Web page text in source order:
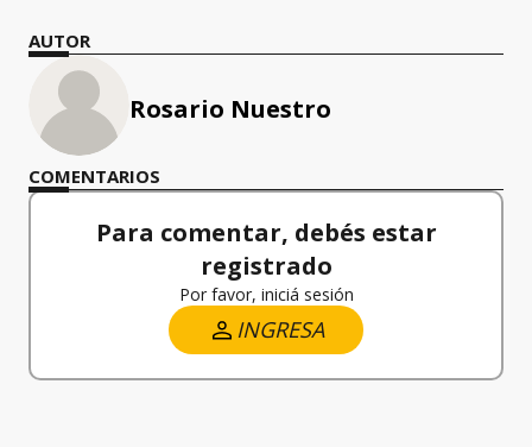
AUTOR
Rosario Nuestro
COMENTARIOS
Para comentar, debés estar
registrado
Por favor, iniciá sesión
INGRESA